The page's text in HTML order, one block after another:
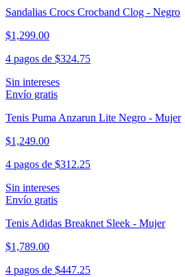
Sandalias Crocs Crocband Clog - Negro
$1,299.00
4 pagos de $324.75
Sin intereses
Envío gratis
Tenis Puma Anzarun Lite Negro - Mujer
$1,249.00
4 pagos de $312.25
Sin intereses
Envío gratis
Tenis Adidas Breaknet Sleek - Mujer
$1,789.00
4 pagos de $447.25